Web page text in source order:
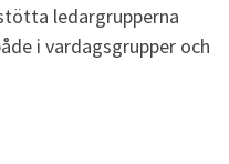
ledargrupperna
i vardagsgrupper och